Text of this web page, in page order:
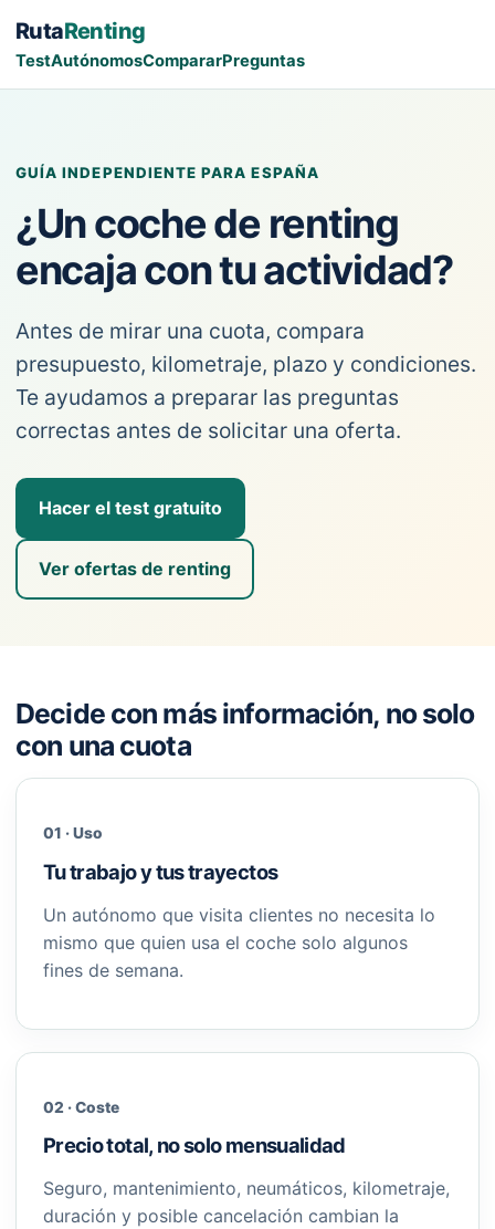
RutaRenting
TestAutónomosCompararPreguntas
GUÍA INDEPENDIENTE PARA ESPAÑA
¿Un coche de renting
encaja con tu actividad?
Antes de mirar una cuota, compara
presupuesto, kilometraje, plazo y condiciones.
Te ayudamos a preparar las preguntas
correctas antes de solicitar una oferta.
Hacer el test gratuito
Ver ofertas de renting
Decide con más información, no solo
con una cuota
01 · Uso
Tu trabajo y tus trayectos
Un autónomo que visita clientes no necesita lo
mismo que quien usa el coche solo algunos
fines de semana.
02 · Coste
Precio total, no solo mensualidad
Seguro, mantenimiento, neumáticos, kilometraje,
duración y posible cancelación cambian la